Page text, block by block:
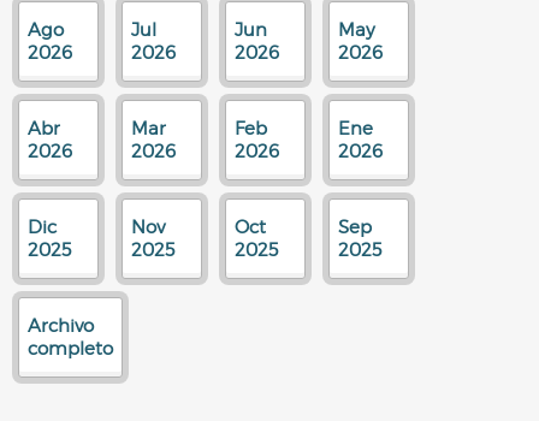
Ago
2026
Jul
2026
Jun
2026
May
2026
Abr
2026
Mar
2026
Feb
2026
Ene
2026
Dic
2025
Nov
2025
Oct
2025
Sep
2025
Archivo
completo